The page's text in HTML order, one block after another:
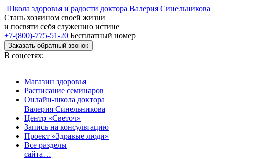
Школа здоровья и радости доктора Валерия Синельникова
Стань хозяином своей жизни
и посвяти себя служению истине
+7-(800)-775-51-20 Бесплатный номер
Заказать обратный звонок
В соцсетях:
Магазин здоровья
Расписание семинаров
Онлайн-школа доктора
Валерия Синельникова
Центр «Светоч»
Запись на консультацию
Проект «Здравые люди»
Все разделы
сайта…